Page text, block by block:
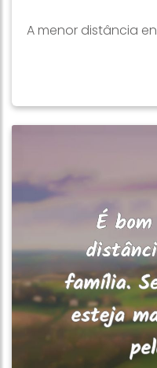
A menor distância